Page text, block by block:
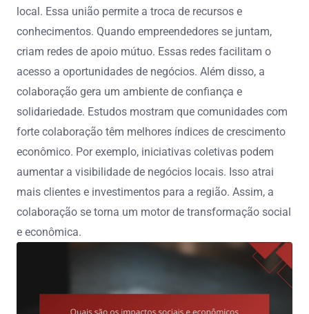
local. Essa união permite a troca de recursos e
conhecimentos. Quando empreendedores se juntam,
criam redes de apoio mútuo. Essas redes facilitam o
acesso a oportunidades de negócios. Além disso, a
colaboração gera um ambiente de confiança e
solidariedade. Estudos mostram que comunidades com
forte colaboração têm melhores índices de crescimento
econômico. Por exemplo, iniciativas coletivas podem
aumentar a visibilidade de negócios locais. Isso atrai
mais clientes e investimentos para a região. Assim, a
colaboração se torna um motor de transformação social
e econômica.